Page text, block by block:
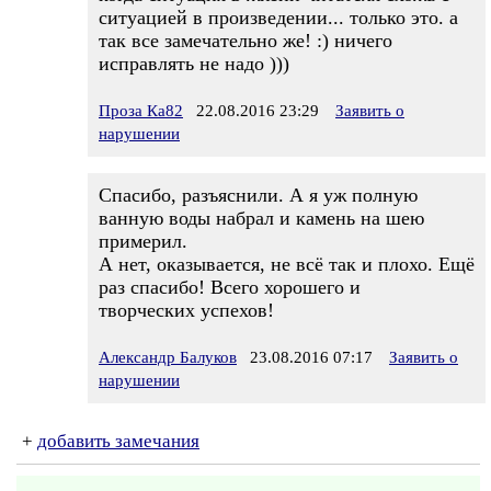
ситуацией в произведении... только это. а
так все замечательно же! :) ничего
исправлять не надо )))
Проза Ка82 22.08.2016 23:29
Заявить о
нарушении
Спасибо, разъяснили. А я уж полную
ванную воды набрал и камень на шею
примерил.
А нет, оказывается, не всё так и плохо. Ещё
раз спасибо! Всего хорошего и
творческих успехов!
Александр Балуков 23.08.2016 07:17
Заявить о
нарушении
+ добавить замечания